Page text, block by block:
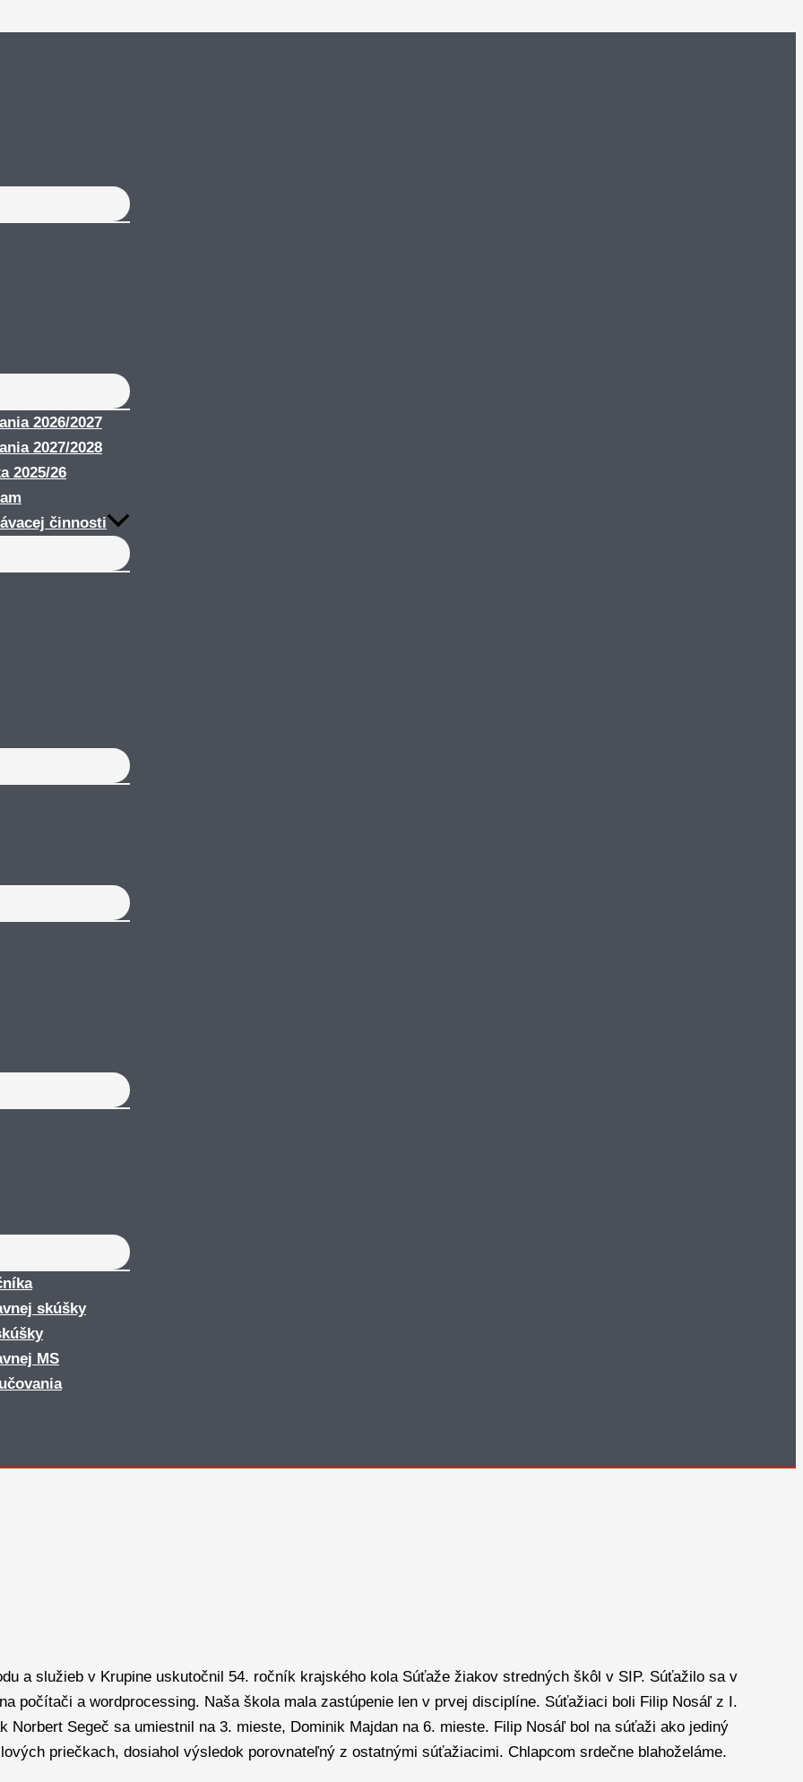
2026/2027
2027/2028
2025/26
činnosti
skúšky
MS
a služieb v Krupine uskutočnil 54. ročník krajského kola Súťaže žiakov stredných škôl v SIP. Súťažilo sa v
počítači a wordprocessing. Naša škola mala zastúpenie len v prvej disciplíne. Súťažiaci boli Filip Nosáľ z I.
Norbert Segeč sa umiestnil na 3. mieste, Dominik Majdan na 6. mieste. Filip Nosáľ bol na súťaži ako jediný
priečkach, dosiahol výsledok porovnateľný z ostatnými súťažiacimi. Chlapcom srdečne blahoželáme.